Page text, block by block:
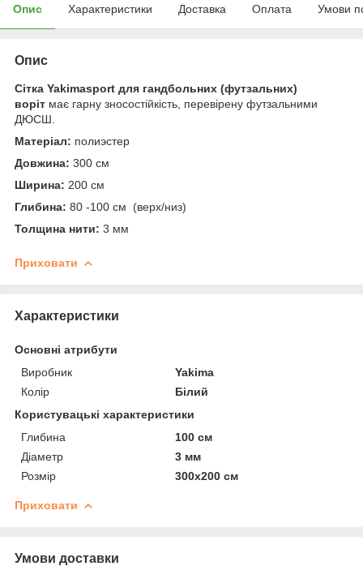
Опис Характеристики Доставка Оплата Умови
Опис
Сітка Yakimasport для гандбольних (футзальних)
воріт має гарну зносостійкість, перевірену футзальними
ДЮСШ.
Матеріал: полиэстер
Довжина: 300 см
Ширина: 200 см
Глибина: 80 -100 см (верх/низ)
Толщина нити: 3 мм
Приховати
Характеристики
Основні атрибути
Виробник
Yakima
Колір
Білий
Користувацькі характеристики
Глибина
100 см
Діаметр
3 мм
Розмір
300х200 см
Приховати
Умови доставки